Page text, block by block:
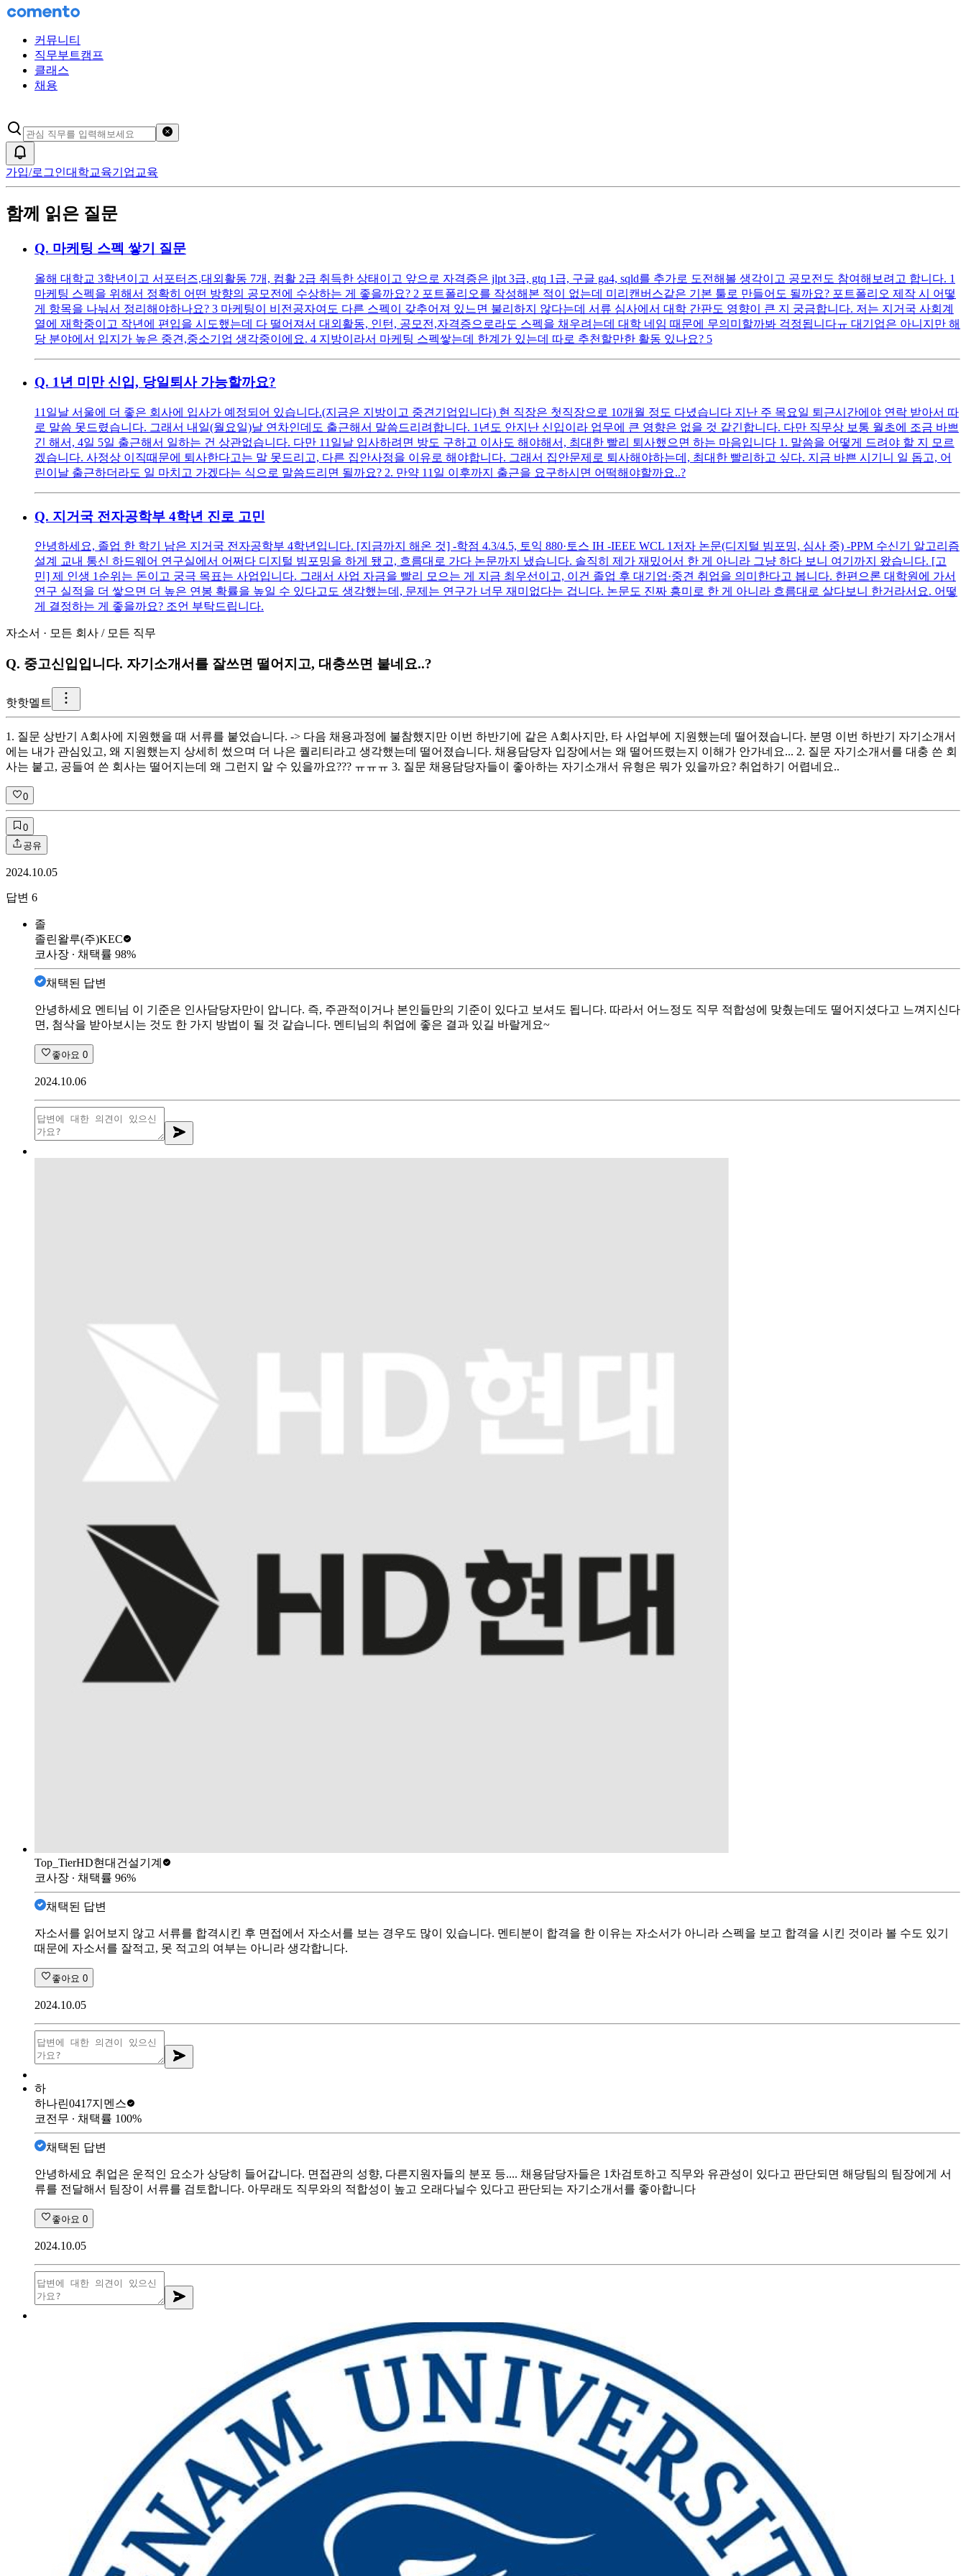
커뮤니티
직무부트캠프
클래스
채용
가입/로그인대학교육기업교육
함께 읽은 질문
Q. 마케팅 스펙 쌓기 질문
올해 대학교 3학년이고 서포터즈,대외활동 7개, 컴활 2급 취득한 상태이고 앞으로 자격증은 jlpt 3급, gtq 1급, 구글 ga4, sqld를 추가로 도전해볼 생각이고 공모전도 참여해보려고 합니다. 1
마케팅 스펙을 위해서 정확히 어떤 방향의 공모전에 수상하는 게 좋을까요? 2 포트폴리오를 작성해본 적이 없는데 미리캔버스같은 기본 툴로 만들어도 될까요? 포트폴리오 제작 시 어떻
게 항목을 나눠서 정리해야하나요? 3 마케팅이 비전공자여도 다른 스펙이 갖추어져 있느면 불리하지 않다는데 서류 심사에서 대학 간판도 영향이 큰 지 궁금합니다. 저는 지거국 사회계
열에 재학중이고 작년에 편입을 시도했는데 다 떨어져서 대외활동, 인턴, 공모전,자격증으로라도 스펙을 채우려는데 대학 네임 때문에 무의미할까봐 걱정됩니다ㅠ 대기업은 아니지만 해
당 분야에서 입지가 높은 중견,중소기업 생각중이에요. 4 지방이라서 마케팅 스펙쌓는데 한계가 있는데 따로 추천할만한 활동 있나요? 5
Q. 1년 미만 신입, 당일퇴사 가능할까요?
11일날 서울에 더 좋은 회사에 입사가 예정되어 있습니다.(지금은 지방이고 중견기업입니다) 현 직장은 첫직장으로 10개월 정도 다녔습니다 지난 주 목요일 퇴근시간에야 연락 받아서 따
로 말씀 못드렸습니다. 그래서 내일(월요일)날 연차인데도 출근해서 말씀드리려합니다. 1년도 안지난 신입이라 업무에 큰 영향은 없을 것 같긴합니다. 다만 직무상 보통 월초에 조금 바쁘
긴 해서, 4일 5일 출근해서 일하는 건 상관없습니다. 다만 11일날 입사하려면 방도 구하고 이사도 해야해서, 최대한 빨리 퇴사했으면 하는 마음입니다 1. 말씀을 어떻게 드려야 할 지 모르
겠습니다. 사정상 이직때문에 퇴사한다고는 말 못드리고, 다른 집안사정을 이유로 해야합니다. 그래서 집안문제로 퇴사해야하는데, 최대한 빨리하고 싶다. 지금 바쁜 시기니 일 돕고, 어
린이날 출근하더라도 일 마치고 가겠다는 식으로 말씀드리면 될까요? 2. 만약 11일 이후까지 출근을 요구하시면 어떡해야할까요..?
Q. 지거국 전자공학부 4학년 진로 고민
안녕하세요, 졸업 한 학기 남은 지거국 전자공학부 4학년입니다. [지금까지 해온 것] -학점 4.3/4.5, 토익 880·토스 IH -IEEE WCL 1저자 논문(디지털 빔포밍, 심사 중) -PPM 수신기 알고리즘
설계 교내 통신 하드웨어 연구실에서 어쩌다 디지털 빔포밍을 하게 됐고, 흐름대로 가다 논문까지 냈습니다. 솔직히 제가 재밌어서 한 게 아니라 그냥 하다 보니 여기까지 왔습니다. [고
민] 제 인생 1순위는 돈이고 궁극 목표는 사업입니다. 그래서 사업 자금을 빨리 모으는 게 지금 최우선이고, 이건 졸업 후 대기업·중견 취업을 의미한다고 봅니다. 한편으론 대학원에 가서
연구 실적을 더 쌓으면 더 높은 연봉 확률을 높일 수 있다고도 생각했는데, 문제는 연구가 너무 재미없다는 겁니다. 논문도 진짜 흥미로 한 게 아니라 흐름대로 살다보니 한거라서요. 어떻
게 결정하는 게 좋을까요? 조언 부탁드립니다.
자소서 · 모든 회사 / 모든 직무
Q. 중고신입입니다. 자기소개서를 잘쓰면 떨어지고, 대충쓰면 붙네요..?
핫핫멜트
1. 질문 상반기 A회사에 지원했을 때 서류를 붙었습니다. -> 다음 채용과정에 불참했지만 이번 하반기에 같은 A회사지만, 타 사업부에 지원했는데 떨어졌습니다. 분명 이번 하반기 자기소개서
에는 내가 관심있고, 왜 지원했는지 상세히 썼으며 더 나은 퀄리티라고 생각했는데 떨어졌습니다. 채용담당자 입장에서는 왜 떨어뜨렸는지 이해가 안가네요... 2. 질문 자기소개서를 대충 쓴 회
사는 붙고, 공들여 쓴 회사는 떨어지는데 왜 그런지 알 수 있을까요??? ㅠㅠㅠ 3. 질문 채용담당자들이 좋아하는 자기소개서 유형은 뭐가 있을까요? 취업하기 어렵네요..
0
0
공유
2024.10.05
답변 6
졸
졸린왈루(주)KEC
코사장 ∙ 채택률 98%
채택된 답변
안녕하세요 멘티님 이 기준은 인사담당자만이 압니다. 즉, 주관적이거나 본인들만의 기준이 있다고 보셔도 됩니다. 따라서 어느정도 직무 적합성에 맞췄는데도 떨어지셨다고 느껴지신다
면, 첨삭을 받아보시는 것도 한 가지 방법이 될 것 같습니다. 멘티님의 취업에 좋은 결과 있길 바랄게요~
좋아요 0
2024.10.06
Top_TierHD현대건설기계
코사장 ∙ 채택률 96%
채택된 답변
자소서를 읽어보지 않고 서류를 합격시킨 후 면접에서 자소서를 보는 경우도 많이 있습니다. 멘티분이 합격을 한 이유는 자소서가 아니라 스펙을 보고 합격을 시킨 것이라 볼 수도 있기
때문에 자소서를 잘적고, 못 적고의 여부는 아니라 생각합니다.
좋아요 0
2024.10.05
하
하나린0417지멘스
코전무 ∙ 채택률 100%
채택된 답변
안녕하세요 취업은 운적인 요소가 상당히 들어갑니다. 면접관의 성향, 다른지원자들의 분포 등.... 채용담당자들은 1차검토하고 직무와 유관성이 있다고 판단되면 해당팀의 팀장에게 서
류를 전달해서 팀장이 서류를 검토합니다. 아무래도 직무와의 적합성이 높고 오래다닐수 있다고 판단되는 자기소개서를 좋아합니다
좋아요 0
2024.10.05